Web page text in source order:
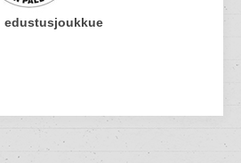
edustusjoukkue